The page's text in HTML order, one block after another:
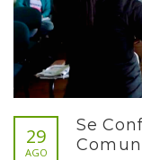
29
AGO
Se